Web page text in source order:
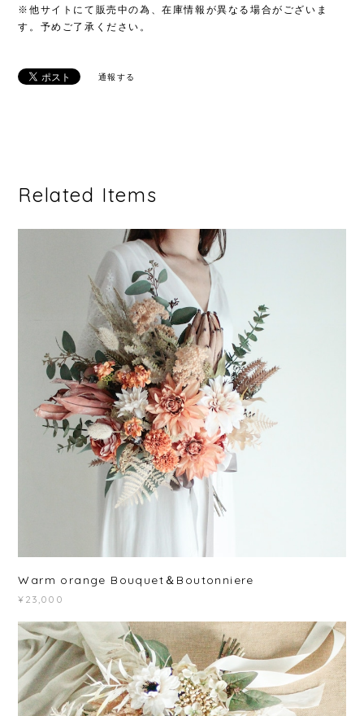
※他サイトにて販売中の為、在庫情報が異なる場合がございま
す。予めご了承ください。
通報する
Related Items
Warm orange Bouquet＆Boutonniere
¥23,000